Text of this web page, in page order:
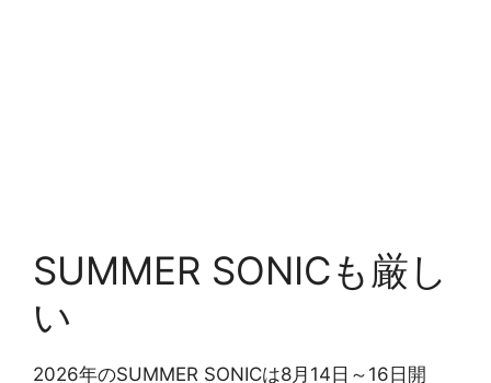
SUMMER SONICも厳し
い
2026年のSUMMER SONICは8月14日～16日開